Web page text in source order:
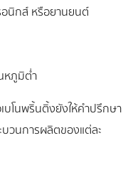
นิกส์ หรือยานยนต์
หภูมิต่ำ
โนพริ้นติ้งยังให้คำปรึกษา
วนการผลิตของแต่ละ